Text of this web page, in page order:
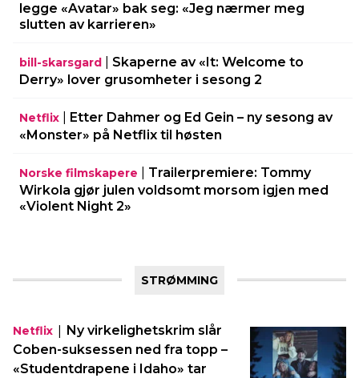
legge «Avatar» bak seg: «Jeg nærmer meg
slutten av karrieren»
bill-skarsgard
Skaperne av «It: Welcome to
Derry» lover grusomheter i sesong 2
Netflix
Etter Dahmer og Ed Gein – ny sesong av
«Monster» på Netflix til høsten
Norske filmskapere
Trailerpremiere: Tommy
Wirkola gjør julen voldsomt morsom igjen med
«Violent Night 2»
STRØMMING
Netflix | Ny virkelighetskrim slår
Coben-suksessen ned fra topp –
«Studentdrapene i Idaho» tar